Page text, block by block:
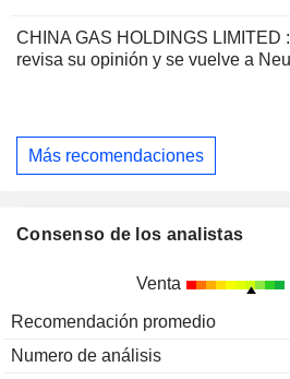
CHINA GAS HOLDINGS LIMITED
revisa su opinión y se vuelve a
Más recomendaciones
Consenso de los analistas
Venta
Recomendación promedio
Numero de análisis